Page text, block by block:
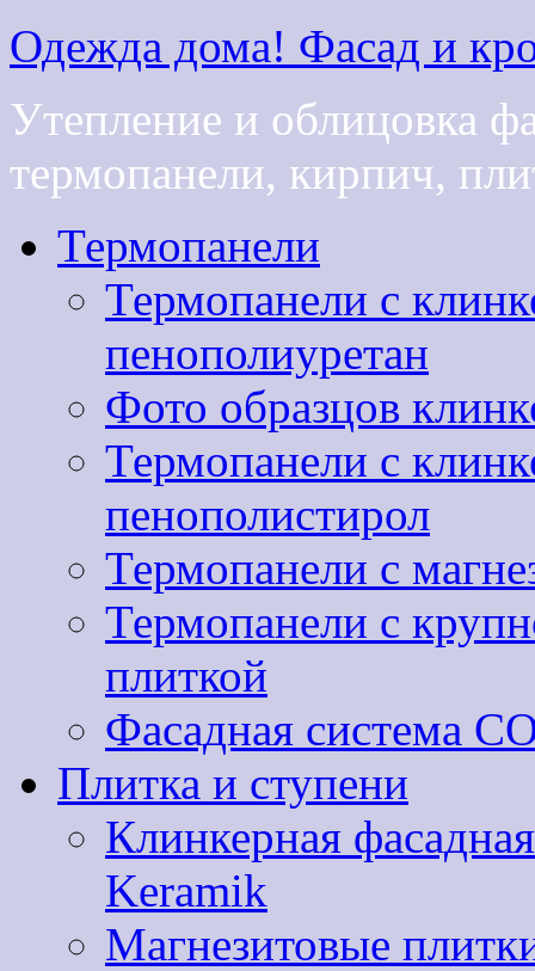
Одежда дома! Фасад и
Утепление и облицовка
термопанели, кирпич,
Термопанели
Термопанели с
пенополиуретан
Фото образцов
Термопанели с
пенополистирол
Термопанели с
Термопанели с
плиткой
Фасадная система
Плитка и ступени
Клинкерная
Keramik
Магнезитовые